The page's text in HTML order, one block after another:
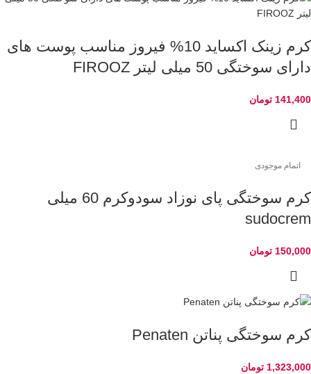
کرم زینک اکساید 10% فیروز مناسب پوست های
دارای سوختگی 50 میلی لیتر FIROOZ
141,400 تومان
اتمام موجودی
کرم سوختگی پای نوزاد سودوکرم 60 میلی
sudocrem
150,000 تومان
کرم سوختگی پناتن Penaten
1,323,000 تومان